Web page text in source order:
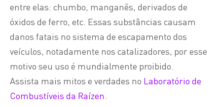
entre elas: chumbo, manganês, derivados de
óxidos de ferro, etc. Essas substâncias causam
danos fatais no sistema de escapamento dos
veículos, notadamente nos catalizadores, por esse
motivo seu uso é mundialmente proibido.
Assista mais mitos e verdades no Laboratório de
Combustíveis da Raízen.